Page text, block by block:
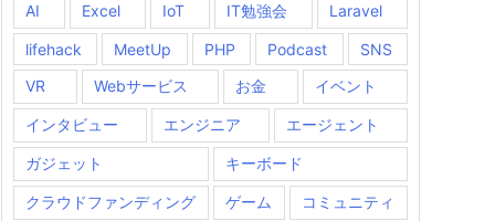
AI Excel IoT IT勉強会 Laravel
lifehack MeetUp PHP Podcast
SNS
VR
Webサービス お金 イベント
インタビュー エンジニア エージェント
ガジェット キーボード
クラウドファンディング ゲーム コミュニティ